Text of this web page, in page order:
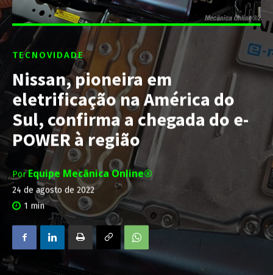
TECNOVIDADE
Nissan, pioneira em
eletrificação na América do
Sul, confirma a chegada do e-
POWER à região
Por Equipe Mecânica Online®
24 de agosto de 2022
1 min